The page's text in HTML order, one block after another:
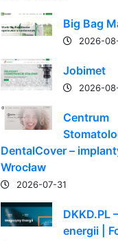
Big Bag
2026-
Jobimet
2026-
Centrum
DentalCover –
Wrocław
2026-07-31
DKKD.PL
energii |